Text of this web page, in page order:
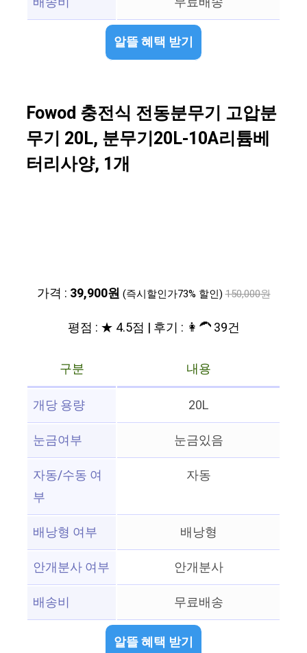
알뜰 혜택 받기
Fowod 충전식 전동분무기 고압분
무기 20L, 분무기20L-10A리튬베
터리사양, 1개
가격 : 39,900원 (즉시할인가73% 할인) 150,000원
평점 : ★ 4.5점 | 후기 : 👩‍🦱 39건
구분
내용
개당 용량
20L
눈금여부
눈금있음
자동/수동 여
부
자동
배낭형 여부
배낭형
안개분사 여부
안개분사
배송비
무료배송
알뜰 혜택 받기